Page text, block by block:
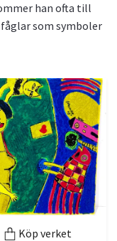
han ofta till
som symboler
Köp verket